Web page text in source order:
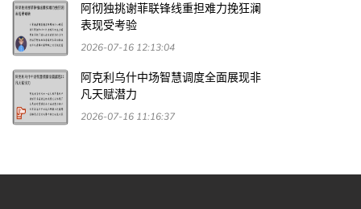
阿彻独挑谢菲联锋线重担难力挽狂澜
表现受考验
2026-07-16 12:13:04
阿克利乌什中场智慧调度全面展现非
凡天赋潜力
2026-07-16 11:16:37